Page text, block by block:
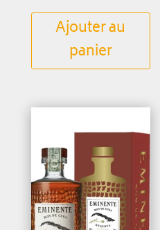
Ajouter au
panier